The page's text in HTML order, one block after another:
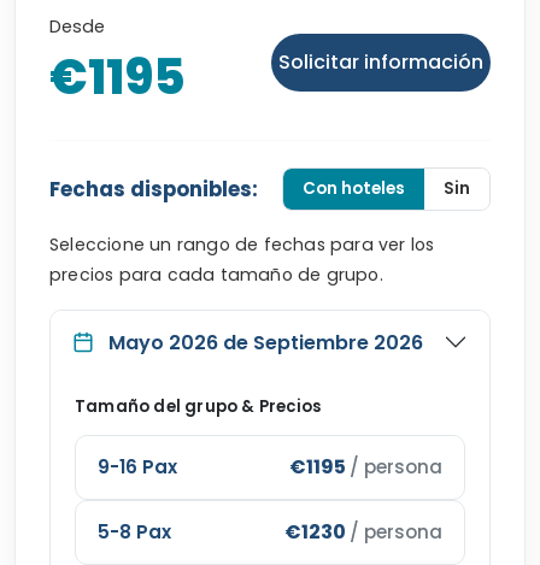
Desde
€1195 Solicitar información
Fechas disponibles: Con hoteles Sin
Seleccione un rango de fechas para ver los
precios para cada tamaño de grupo.
Mayo 2026 de Septiembre 2026
Tamaño del grupo & Precios
9-16 Pax €1195 / persona
5-8 Pax €1230 / persona